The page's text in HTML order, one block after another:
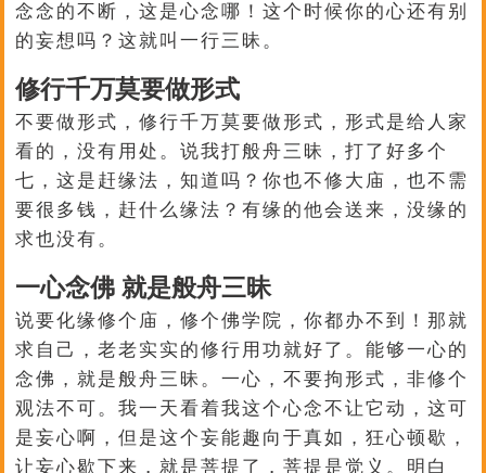
念念的不断，这是心念哪！这个时候你的心还有别
的妄想吗？这就叫一行三昧。
修行千万莫要做形式
不要做形式，修行千万莫要做形式，形式是给人家
看的，没有用处。说我打般舟三昧，打了好多个
七，这是赶缘法，知道吗？你也不修大庙，也不需
要很多钱，赶什么缘法？有缘的他会送来，没缘的
求也没有。
一心念佛 就是般舟三昧
说要化缘修个庙，修个佛学院，你都办不到！那就
求自己，老老实实的修行用功就好了。能够一心的
念佛，就是般舟三昧。一心，不要拘形式，非修个
观法不可。我一天看着我这个心念不让它动，这可
是妄心啊，但是这个妄能趣向于真如，狂心顿歇，
让妄心歇下来，就是菩提了，菩提是觉义。明白